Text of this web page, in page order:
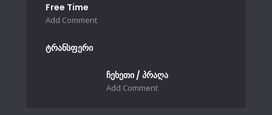
Free Time
Add Comment
ტრანსფერი
ჩეხეთი / პრაღა
Add Comment